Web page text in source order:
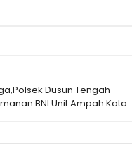
Dusun Tengah
BNI Unit Ampah Kota